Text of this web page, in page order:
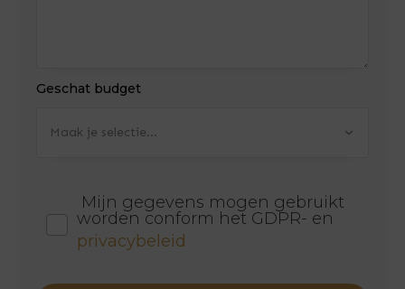
Geschat budget
Maak je selectie...
Mijn gegevens mogen gebruikt
worden conform het GDPR- en
privacybeleid